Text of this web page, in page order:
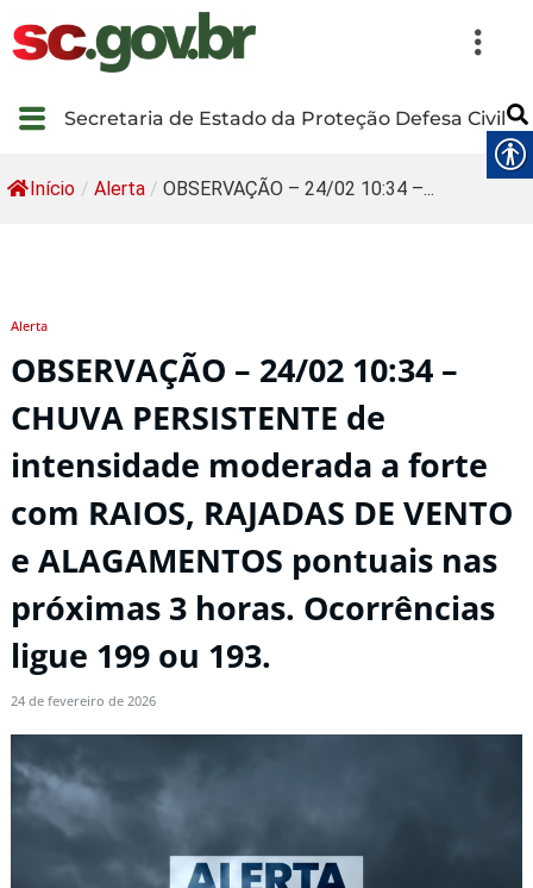
Secretaria de Estado da Proteção Defesa Civil
Início / Alerta / OBSERVAÇÃO – 24/02 10:34 –...
Alerta
OBSERVAÇÃO – 24/02 10:34 –
CHUVA PERSISTENTE de
intensidade moderada a forte
com RAIOS, RAJADAS DE VENTO
e ALAGAMENTOS pontuais nas
próximas 3 horas. Ocorrências
ligue 199 ou 193.
24 de fevereiro de 2026